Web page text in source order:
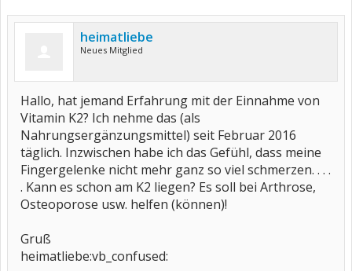
heimatliebe
Neues Mitglied
Hallo, hat jemand Erfahrung mit der Einnahme von
Vitamin K2? Ich nehme das (als
Nahrungsergänzungsmittel) seit Februar 2016
täglich. Inzwischen habe ich das Gefühl, dass meine
Fingergelenke nicht mehr ganz so viel schmerzen. . . .
. Kann es schon am K2 liegen? Es soll bei Arthrose,
Osteoporose usw. helfen (können)!
Gruß
heimatliebe:vb_confused: